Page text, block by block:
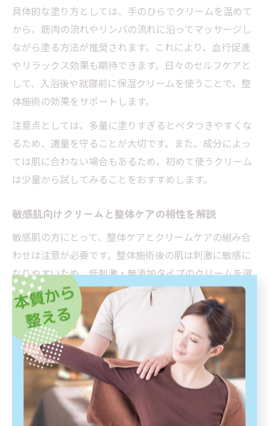
具体的な塗り方としては、手のひらでクリームを温めて
から、筋肉の流れやリンパの流れに沿ってマッサージし
ながら塗る方法が推奨されます。これにより、血行促進
やリラックス効果も期待できます。日々のセルフケアと
して、入浴後や就寝前に保湿クリームを使うことで、整
体施術の効果をサポートします。
注意点としては、多量に塗りすぎるとベタつきやすくな
るため、適量を守ることが大切です。また、成分によっ
ては肌に合わない場合もあるため、初めて使うクリーム
は少量から試してみることをおすすめします。
敏感肌向けクリームと整体ケアの相性を解説
敏感肌の方にとって、整体ケアとクリームケアの組み合
わせは注意が必要です。整体施術後の肌は刺激に敏感に
なりやすいため、低刺激・無添加タイプのクリームを選
ぶことが基本となります。アルコールや香料、着色料な
どが含まれていない商品を選ぶことで、肌トラブルのリ
スクを抑えられます。
実際に整体サロンでは、敏感肌の方から「施術後に赤み
やかゆみが出やすい」という相談が多く寄せられていま
す。その場合、皮膚科医推奨のクリームや、セラミドな
どバリア機能を高める成分が配合されたものが推奨され